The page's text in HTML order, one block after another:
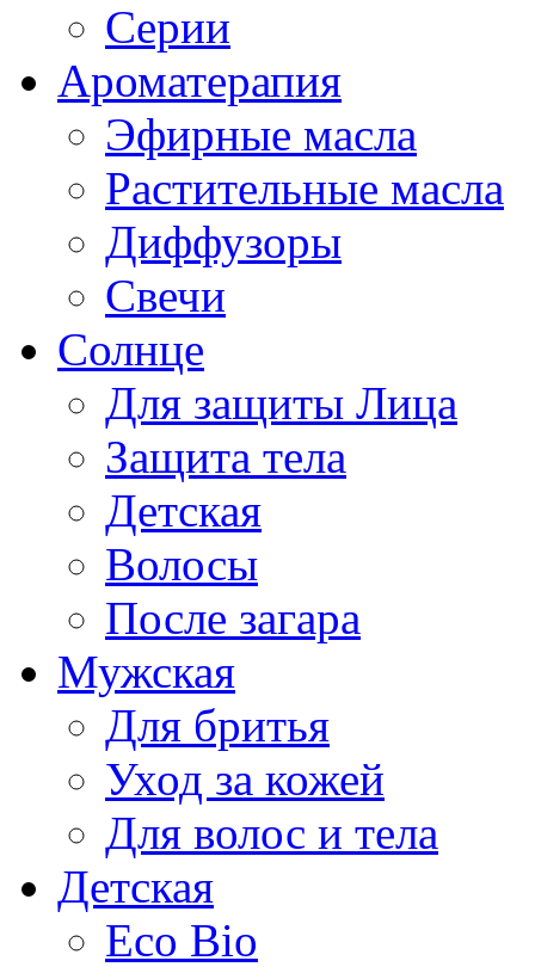
Серии
Ароматерапия
Эфирные масла
Растительные масла
Диффузоры
Свечи
Солнце
Для защиты Лица
Защита тела
Детская
Волосы
После загара
Мужская
Для бритья
Уход за кожей
Для волос и тела
Детская
Eco Bio